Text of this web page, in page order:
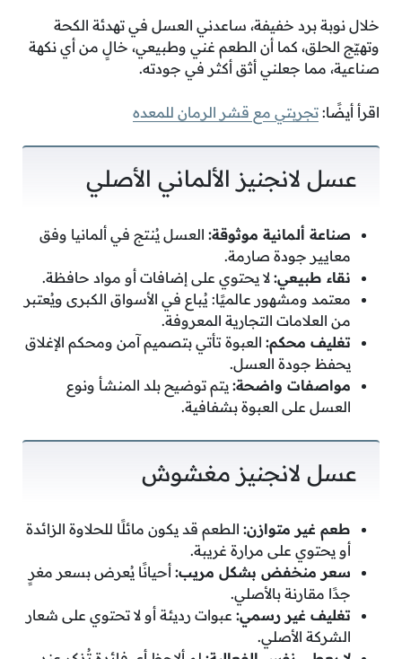
خلال نوبة برد خفيفة، ساعدني العسل في تهدئة الكحة
وتهيّج الحلق، كما أن الطعم غني وطبيعي، خالٍ من أي نكهة
صناعية، مما جعلني أثق أكثر في جودته.
اقرأ أيضًا: تجربتي مع قشر الرمان للمعده
عسل لانجنيز الألماني الأصلي
صناعة ألمانية موثوقة: العسل يُنتج في ألمانيا وفق
معايير جودة صارمة.
نقاء طبيعي: لا يحتوي على إضافات أو مواد حافظة.
معتمد ومشهور عالميًا: يُباع في الأسواق الكبرى ويُعتبر
من العلامات التجارية المعروفة.
تغليف محكم: العبوة تأتي بتصميم آمن ومحكم الإغلاق
يحفظ جودة العسل.
مواصفات واضحة: يتم توضيح بلد المنشأ ونوع
العسل على العبوة بشفافية.
عسل لانجنيز مغشوش
طعم غير متوازن: الطعم قد يكون مائلًا للحلاوة الزائدة
أو يحتوي على مرارة غريبة.
سعر منخفض بشكل مريب: أحيانًا يُعرض بسعر مغرٍ
جدًا مقارنة بالأصلي.
تغليف غير رسمي: عبوات رديئة أو لا تحتوي على شعار
الشركة الأصلي.